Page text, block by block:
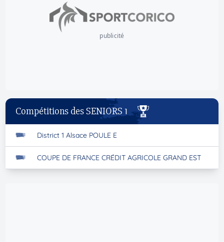
publicité
Compétitions des SENIORS 1
District 1 Alsace POULE E
COUPE DE FRANCE CRÉDIT AGRICOLE GRAND EST